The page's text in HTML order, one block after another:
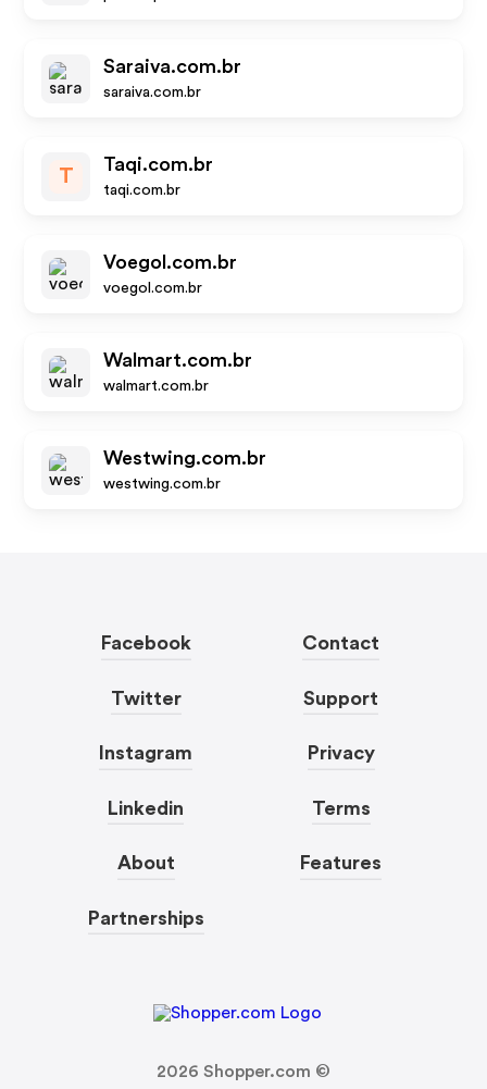
Saraiva.com.br
saraiva.com.br
T
Taqi.com.br
taqi.com.br
Voegol.com.br
voegol.com.br
Walmart.com.br
walmart.com.br
Westwing.com.br
westwing.com.br
Facebook
Twitter
Instagram
Linkedin
About
Partnerships
Contact
Support
Privacy
Terms
Features
2026 Shopper.com ©